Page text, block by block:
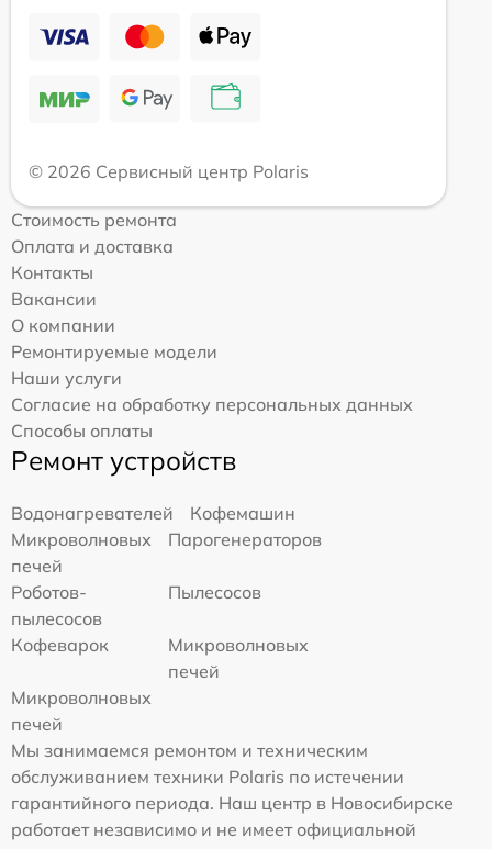
© 2026 Сервисный центр Polaris
Стоимость ремонта
Оплата и доставка
Контакты
Вакансии
О компании
Ремонтируемые модели
Наши услуги
Согласие на обработку персональных данных
Способы оплаты
Ремонт устройств
Водонагревателей
Кофемашин
Микроволновых
печей
Парогенераторов
Роботов-
пылесосов
Пылесосов
Кофеварок
Микроволновых
печей
Микроволновых
печей
Мы занимаемся ремонтом и техническим
обслуживанием техники Polaris по истечении
гарантийного периода. Наш центр в Новосибирске
работает независимо и не имеет официальной